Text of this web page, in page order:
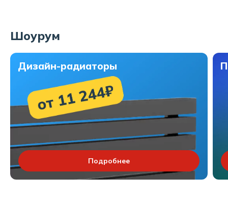
Шоурум
Дизайн-радиаторы
Подробнее